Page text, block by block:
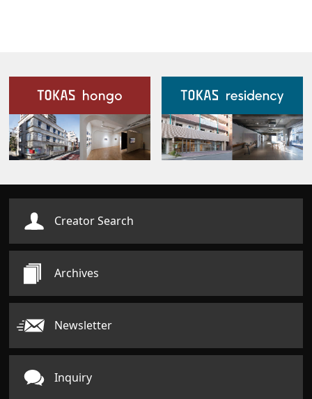
Our Facilities
Creator Search
Archives
Newsletter
Inquiry